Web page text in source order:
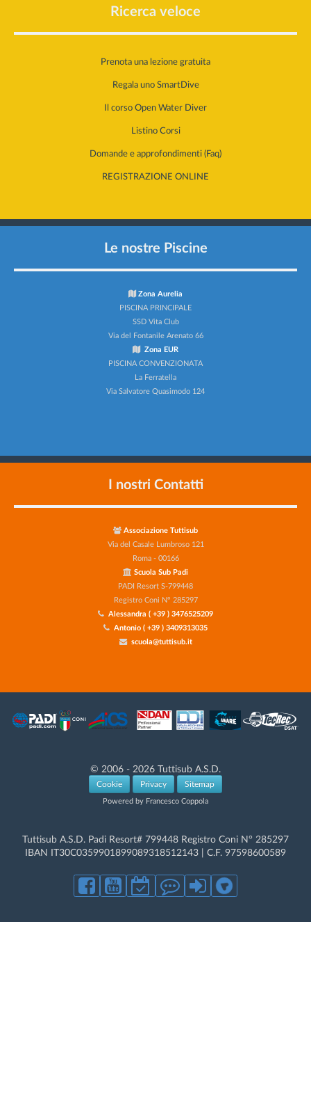
Ricerca veloce
Prenota una lezione gratuita
Regala uno SmartDive
Il corso Open Water Diver
Listino Corsi
Domande e approfondimenti (Faq)
REGISTRAZIONE ONLINE
Le nostre Piscine
Zona Aurelia
PISCINA PRINCIPALE
SSD Vita Club
Via del Fontanile Arenato 66
Zona EUR
PISCINA CONVENZIONATA
La Ferratella
Via Salvatore Quasimodo 124
I nostri Contatti
Associazione Tuttisub
Via del Casale Lumbroso 121
Roma - 00166
Scuola Sub Padi
PADI Resort S-799448
Registro Coni N° 285297
Alessandra ( +39 ) 3476525209
Antonio ( +39 ) 3409313035
scuola@tuttisub.it
© 2006 - 2026 Tuttisub A.S.D.
Cookie Privacy Sitemap
Powered by Francesco Coppola
Tuttisub A.S.D. Padi Resort# 799448 Registro Coni N° 285297
IBAN IT30C0359901899089318512143 | C.F. 97598600589